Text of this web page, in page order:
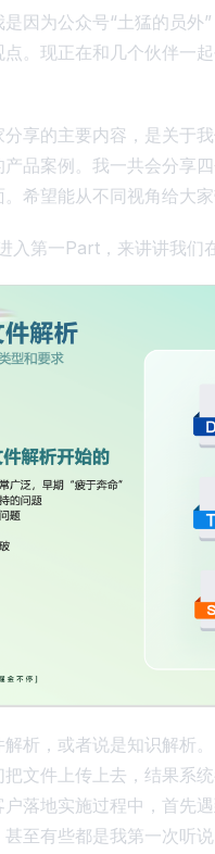
因为公众号“土猛的员
。现正在和几个伙伴一
享的主要内容，是关于
品案例。我一共会分享
希望能从不同视角给大
入第一Part，来讲讲我们
析，或者说是知识解析
文件上传上去，结果系
落地实施过程中，首先
至有些都是我第一次听